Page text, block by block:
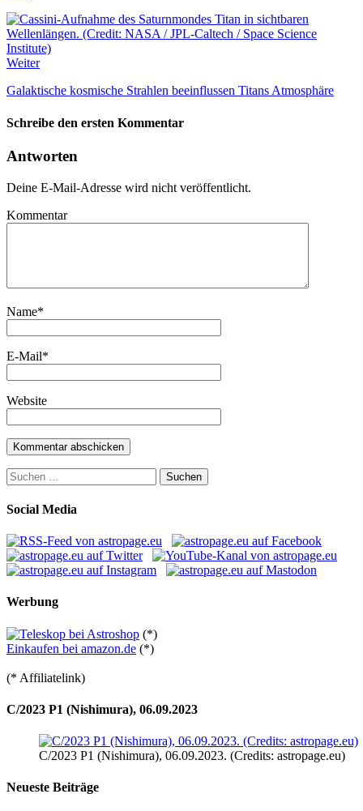
Weiter
Galaktische kosmische Strahlen beeinflussen Titans Atmosphäre
Schreibe den ersten Kommentar
Antworten
Deine E-Mail-Adresse wird nicht veröffentlicht.
Kommentar
Name*
E-Mail*
Website
Suchen
nach:
Social Media
Werbung
(*)
Einkaufen bei amazon.de (*)
(* Affiliatelink)
C/2023 P1 (Nishimura), 06.09.2023
C/2023 P1 (Nishimura), 06.09.2023. (Credits: astropage.eu)
Neueste Beiträge